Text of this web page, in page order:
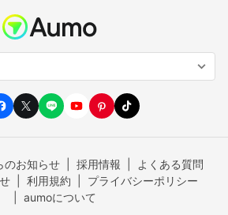
のお知らせ 採用情報
よくある質問
利用規約
プライバシーポリシー
aumoについて